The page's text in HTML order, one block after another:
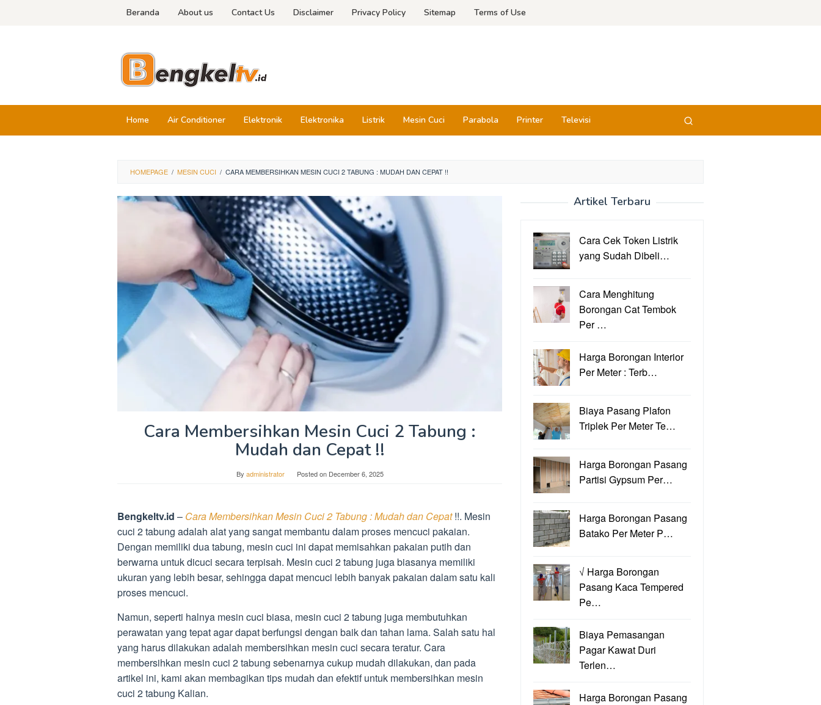
Beranda About us Contact Us Disclaimer Privacy Policy Sitemap Terms of Use
Home Air Conditioner Elektronik Elektronika Listrik Mesin Cuci Parabola Printer Televisi
HOMEPAGE / MESIN CUCI / CARA MEMBERSIHKAN MESIN CUCI 2 TABUNG : MUDAH DAN CEPAT !!
Cara Membersihkan Mesin Cuci 2 Tabung :
Mudah dan Cepat !!
By administrator Posted on December 6, 2025
Bengkeltv.id – Cara Membersihkan Mesin Cuci 2 Tabung : Mudah dan Cepat!!. Mesin
cuci 2 tabung adalah alat yang sangat membantu dalam proses mencuci pakaian.
Dengan memiliki dua tabung, mesin cuci ini dapat memisahkan pakaian putih dan
berwarna untuk dicuci secara terpisah. Mesin cuci 2 tabung juga biasanya memiliki
ukuran yang lebih besar, sehingga dapat mencuci lebih banyak pakaian dalam satu kali
proses mencuci.
Namun, seperti halnya mesin cuci biasa, mesin cuci 2 tabung juga membutuhkan
perawatan yang tepat agar dapat berfungsi dengan baik dan tahan lama. Salah satu hal
yang harus dilakukan adalah membersihkan mesin cuci secara teratur. Cara
membersihkan mesin cuci 2 tabung sebenarnya cukup mudah dilakukan, dan pada
artikel ini, kami akan membagikan tips mudah dan efektif untuk membersihkan mesin
cuci 2 tabung Kalian.
Artikel Terbaru
Cara Cek Token Listrik
yang Sudah Dibeli…
Cara Menghitung
Borongan Cat Tembok
Per …
Harga Borongan Interior
Per Meter : Terb…
Biaya Pasang Plafon
Triplek Per Meter Te…
Harga Borongan Pasang
Partisi Gypsum Per…
Harga Borongan Pasang
Batako Per Meter P…
√ Harga Borongan
Pasang Kaca Tempered
Pe…
Biaya Pemasangan
Pagar Kawat Duri
Terlen…
Harga Borongan Pasang